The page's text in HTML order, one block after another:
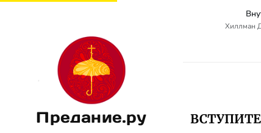
Предание.ру
Хиллман